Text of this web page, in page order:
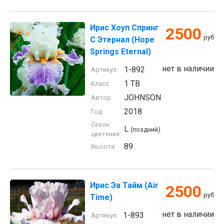
Ирис Хоуп Спринг
С Этернал (Hope
Springs Eternal)
2500 руб
нет в наличии
Артикул: 1-892
Класс: 1 TB
Автор: JOHNSON
Год: 2018
Сезон
цветения:
L (поздний)
Высота: 89
Ирис Эа Тайм (Air
Time)
2500 руб
нет в наличии
Артикул: 1-893